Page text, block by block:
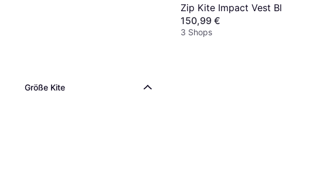
Größe Kite
Zip Kite Impact Vest Bl
150,99 €
3 Shops